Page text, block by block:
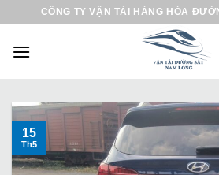
CÔNG TY VẬN TẢI HÀNG HÓA
15
Th5